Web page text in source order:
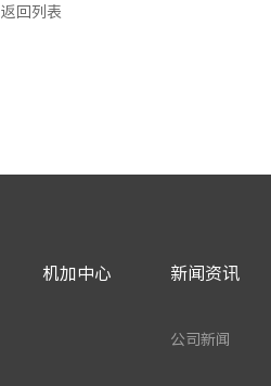
返回列表
机加中心 新闻资讯
公司新闻